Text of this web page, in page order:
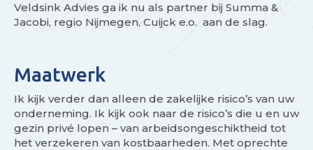
Veldsink Advies ga ik nu als partner bij Summa &
Jacobi, regio Nijmegen, Cuijck e.o. aan de slag.
Maatwerk
Ik kijk verder dan alleen de zakelijke risico’s van uw
onderneming. Ik kijk ook naar de risico’s die u en uw
gezin privé lopen – van arbeidsongeschiktheid tot
het verzekeren van kostbaarheden. Met oprechte